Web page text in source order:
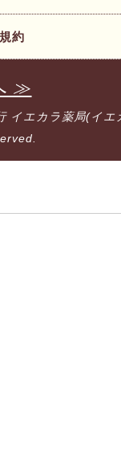
約
≫
イエカラ薬局(イエ